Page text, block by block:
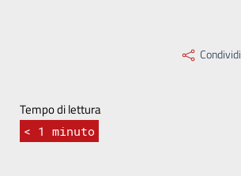
Condividi
Tempo di lettura
< 1 minuto